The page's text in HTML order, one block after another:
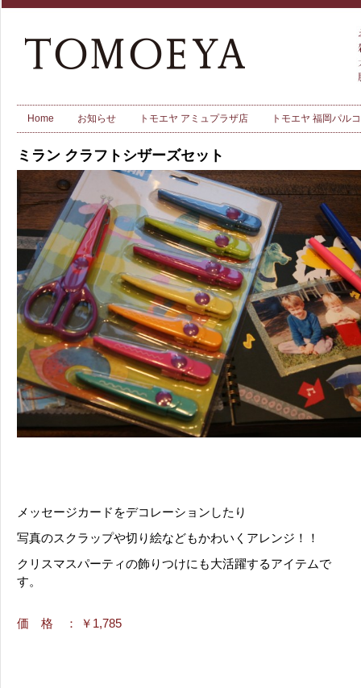
Home お知らせ トモエヤ アミュプラザ店 トモエヤ 福岡パル
ミラン クラフトシザーズセット
メッセージカードをデコレーションしたり
写真のスクラップや切り絵などもかわいくアレンジ！！
クリスマスパーティの飾りつけにも大活躍するアイテムで
す。
価 格 ： ￥1,785